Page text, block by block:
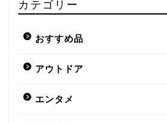
カテゴリー
おすすめ品
アウトドア
エンタメ